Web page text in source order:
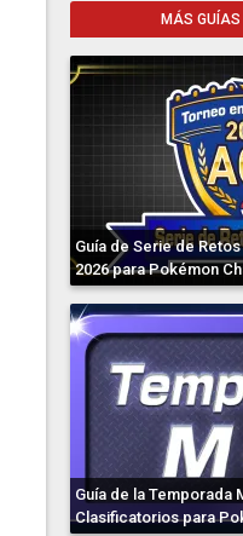
MÁS
Guía de Serie de
2026 para Pokémon
Guía de la Temporada
Clasificatorios para